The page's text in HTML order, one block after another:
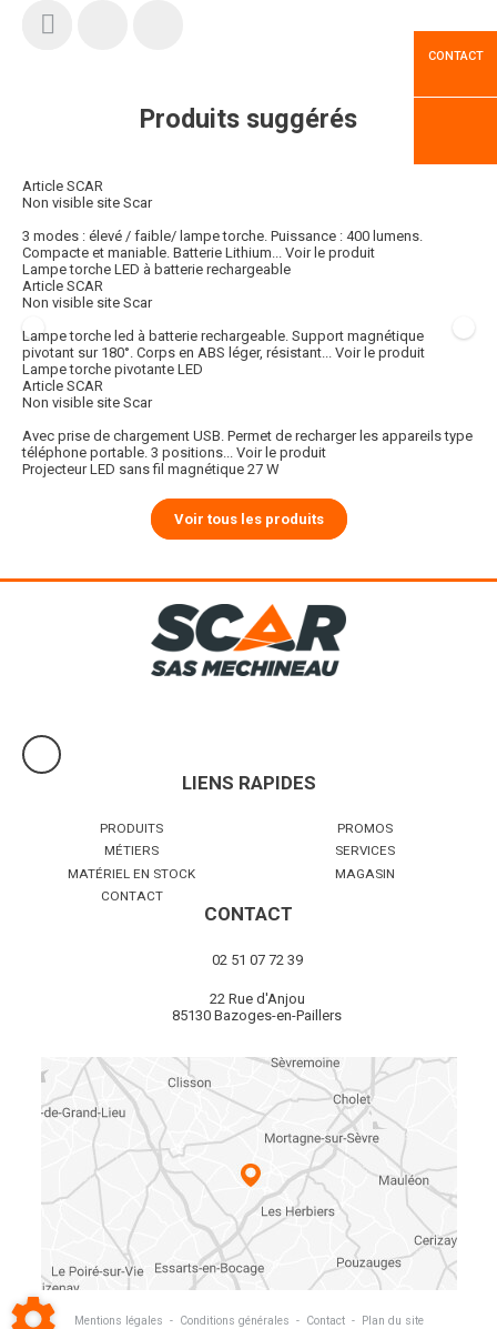
Produits suggérés
Article SCAR
Non visible site Scar
3 modes : élevé / faible/ lampe torche. Puissance : 400 lumens.
Compacte et maniable. Batterie Lithium... Voir le produit
Lampe torche LED à batterie rechargeable
Article SCAR
Non visible site Scar
Lampe torche led à batterie rechargeable. Support magnétique
pivotant sur 180°. Corps en ABS léger, résistant... Voir le produit
Lampe torche pivotante LED
Article SCAR
Non visible site Scar
Avec prise de chargement USB. Permet de recharger les appareils type
téléphone portable. 3 positions... Voir le produit
Projecteur LED sans fil magnétique 27 W
Voir tous les produits
CONTACT
LIENS RAPIDES
PRODUITS
PROMOS
MÉTIERS
SERVICES
MATÉRIEL EN STOCK
MAGASIN
CONTACT
CONTACT
02 51 07 72 39
22 Rue d'Anjou
85130 Bazoges-en-Paillers
Mentions légales - Conditions générales - Contact - Plan du site